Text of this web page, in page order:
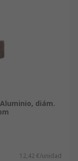
diám.
12,42 €/unidad